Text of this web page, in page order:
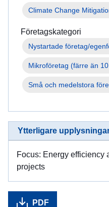
Climate Change
Företagskategori
Mikroföretag (färre än
Små och medelstora
Ytterligare
Focus: Energy efficiency
projects
PDF